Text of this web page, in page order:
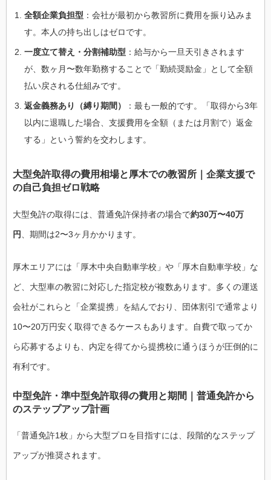
全額企業負担型 ：会社が最初から教習所に費用を振り込みま
す。本人の持ち出しはゼロです。
一度立て替え・分割補助型 ：給与から一旦天引きされます
が、数ヶ月〜数年勤務することで「勤続奨励金」として全額
払い戻される仕組みです。
返金義務あり（縛り期間）
：最も一般的です。「取得から3年
以内に退職した場合、支援費用を全額（または月割で）返金
する」という誓約を交わします。
大型免許取得の費用相場と厚木での教習所｜企業支援で
の自己負担ゼロ戦略
大型免許の取得には、普通免許保持者の場合で約30万〜40万
円 、期間は2〜3ヶ月かかります。
厚木エリアには「厚木中央自動車学校」や「厚木自動車学校」な
ど、大型車の教習に対応した指定校が複数あります。多くの運送
会社がこれらと「企業提携」を結んでおり、団体割引で通常より
10〜20万円安く取得できるケースもあります。自費で取ってか
ら応募するよりも、内定を得てから提携校に通うほうが圧倒的に
有利です。
中型免許・準中型免許取得の費用と期間｜普通免許から
のステップアップ計画
「普通免許1枚」から大型プロを目指すには、段階的なステップ
アップが推奨されます。